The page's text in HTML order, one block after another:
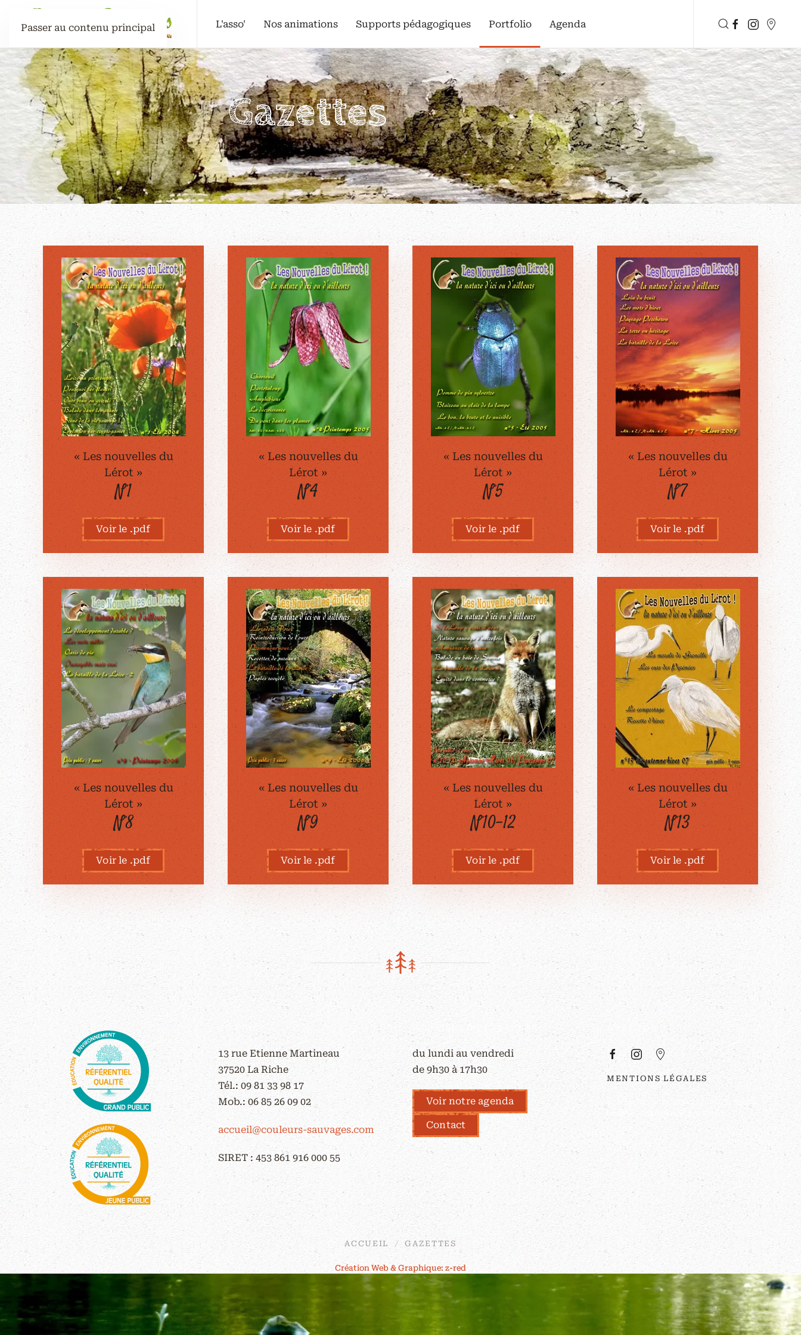
Passer au contenu principal L'asso' Nos animations Supports pédagogiques Portfolio Agenda
Gazettes
« Les nouvelles du
Lérot »
N°1
Voir le .pdf
« Les nouvelles du
Lérot »
N°4
Voir le .pdf
« Les nouvelles du
Lérot »
N°5
Voir le .pdf
« Les nouvelles du
Lérot »
N°7
Voir le .pdf
« Les nouvelles du
Lérot »
N°8
Voir le .pdf
« Les nouvelles du
Lérot »
N°9
Voir le .pdf
« Les nouvelles du
Lérot »
N°10-12
Voir le .pdf
« Les nouvelles du
Lérot »
N°13
Voir le .pdf
CONTACT
13 rue Etienne Martineau
37520 La Riche
Tél.: 09 81 33 98 17
Mob.: 06 85 26 09 02
accueil@couleurs-sauvages.com
SIRET : 453 861 916 000 55
HORAIRES D'OUVERTURE
du lundi au vendredi
de 9h30 à 17h30
Voir notre agenda
Contact
MENTIONS LÉGALES
Couleurs Sauvages. Tous droits
réservés. Site réalisé par
ACCUEIL GAZETTES
Création Web & Graphique: z-red